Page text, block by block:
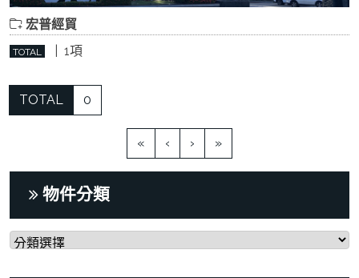
宏普經貿
TOTAL | 1項
TOTAL 0
« ‹ › »
物件分類